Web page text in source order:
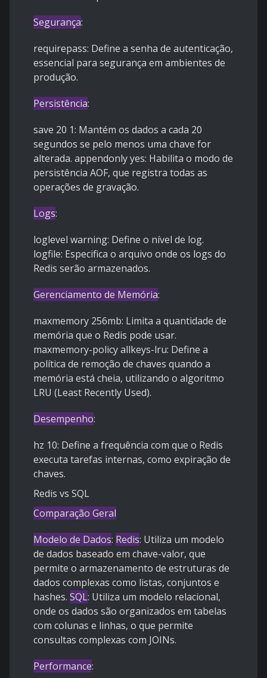
Segurança:
requirepass: Define a senha de autenticação,
essencial para segurança em ambientes de
produção.
Persistência:
save 20 1: Mantém os dados a cada 20
segundos se pelo menos uma chave for
alterada. appendonly yes: Habilita o modo de
persistência AOF, que registra todas as
operações de gravação.
Logs:
loglevel warning: Define o nível de log.
logfile: Especifica o arquivo onde os logs do
Redis serão armazenados.
Gerenciamento de Memória:
maxmemory 256mb: Limita a quantidade de
memória que o Redis pode usar.
maxmemory-policy allkeys-lru: Define a
política de remoção de chaves quando a
memória está cheia, utilizando o algoritmo
LRU (Least Recently Used).
Desempenho:
hz 10: Define a frequência com que o Redis
executa tarefas internas, como expiração de
chaves.
Redis vs SQL
Comparação Geral
Modelo de Dados: Redis: Utiliza um modelo
de dados baseado em chave-valor, que
permite o armazenamento de estruturas de
dados complexas como listas, conjuntos e
hashes. SQL: Utiliza um modelo relacional,
onde os dados são organizados em tabelas
com colunas e linhas, o que permite
consultas complexas com JOINs.
Performance: